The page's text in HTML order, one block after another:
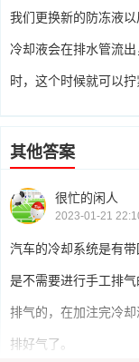
我们更换新的防冻液以
冷却液会在排水管流
时，这个时候就可以
其他答案
很忙的闲人
2023-01-21
汽车的冷却系统是有带
是不需要进行手工排
排气的，在加注完冷
排好气了。